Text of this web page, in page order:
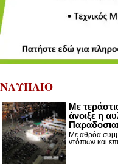
ΝΑΥΠΛΙΟ
Με
άνοιξε η
Με αθρόα
ντόπιων και